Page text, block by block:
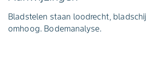
Bladstelen staan loodrecht,
omhoog. Bodemanalyse.